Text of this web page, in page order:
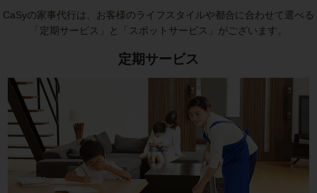
CaSyの家事代行は、お客様のライフスタイルや都合に合わせて選べる
「定期サービス」と「スポットサービス」がございます。
定期サービス